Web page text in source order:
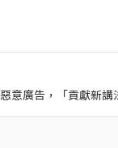
意廣告，「貢獻新講